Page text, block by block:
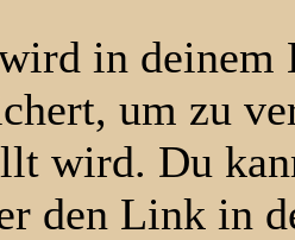
in deinem
um zu
wird. Du
den Link in